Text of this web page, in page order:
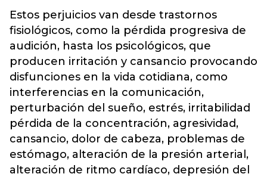
Estos perjuicios van desde trastornos
fisiológicos, como la pérdida progresiva de
audición, hasta los psicológicos, que
producen irritación y cansancio provocando
disfunciones en la vida cotidiana, como
interferencias en la comunicación,
perturbación del sueño, estrés, irritabilidad
pérdida de la concentración, agresividad,
cansancio, dolor de cabeza, problemas de
estómago, alteración de la presión arterial,
alteración de ritmo cardíaco, depresión del